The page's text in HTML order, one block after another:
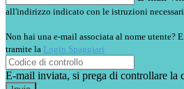
all'indirizzo indicato con le istruzioni
Non hai una e-mail associata al nome utente?
tramite la Login Spaggiari
E-mail inviata, si prega di controllare la